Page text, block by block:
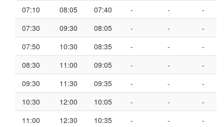
07:10
08:05 07:40 - -
-
07:30
09:30 08:05 - -
-
07:50
10:30 08:35 - -
-
08:30
11:00 09:05 - -
-
09:30
11:30 09:35 - -
-
10:30
12:00 10:05 - -
-
11:00
12:30 10:35 - -
-